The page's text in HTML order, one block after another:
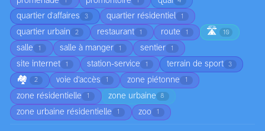
quartier d'affaires 3 quartier résidentiel 1
quartier urbain 2 restaurant 1 route 1 🛣️ 10
salle 1 salle à manger 1 sentier 1
site internet 1 station-service 1 terrain de sport 3
🏘️ 2 voie d’accès 1 zone piétonne 1
zone résidentielle 1 zone urbaine 8
zone urbaine résidentielle 1 zoo 1